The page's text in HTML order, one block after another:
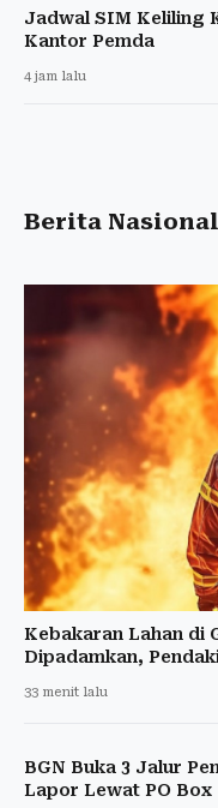
Jadwal SIM Keliling
Kantor Pemda
4 jam lalu
Berita Nasional
Kebakaran Lahan di
Dipadamkan,
33 menit lalu
BGN Buka 3 Jalur
Lapor Lewat PO Box